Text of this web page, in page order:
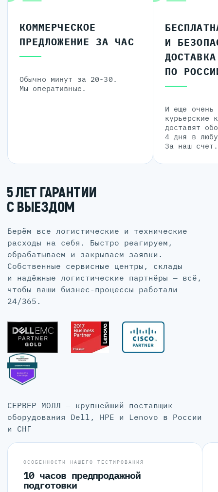
КОММЕРЧЕСКОЕ
ПРЕДЛОЖЕНИЕ ЗА ЧАС
Обычно минут за 20-30.
Мы оперативные.
И
ДОСТАВКА
ПО
И еще очень
курьерские
доставят
4 дня в
За наш счет.
5 ЛЕТ ГАРАНТИИ
С ВЫЕЗДОМ
Берём все логистические и технические
расходы на себя. Быстро реагируем,
обрабатываем и закрываем заявки.
Собственные сервисные центры, склады
и надёжные логистические партнёры — всё,
чтобы ваши бизнес-процессы работали
24/365.
СЕРВЕР МОЛЛ — крупнейший поставщик
оборудования Dell, HPE и Lenovo в России
и СНГ
ОСОБЕННОСТИ НАШЕГО ТЕСТИРОВАНИЯ
10 часов предпродажной
подготовки